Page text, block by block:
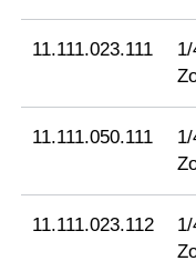
11.111.023.111
1/
11.111.050.111
1/
11.111.023.112
1/